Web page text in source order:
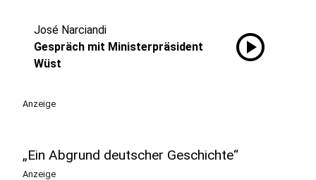
José Narciandi
Gespräch mit Ministerpräsident
Wüst
play_circle
Anzeige
„Ein Abgrund deutscher Geschichte“
Anzeige